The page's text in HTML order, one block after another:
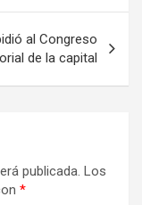
al Congreso
de la capital
publicada. Los
*